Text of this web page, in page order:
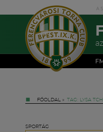
FŐOLDAL » TAG: LYSA
SPORTÁG